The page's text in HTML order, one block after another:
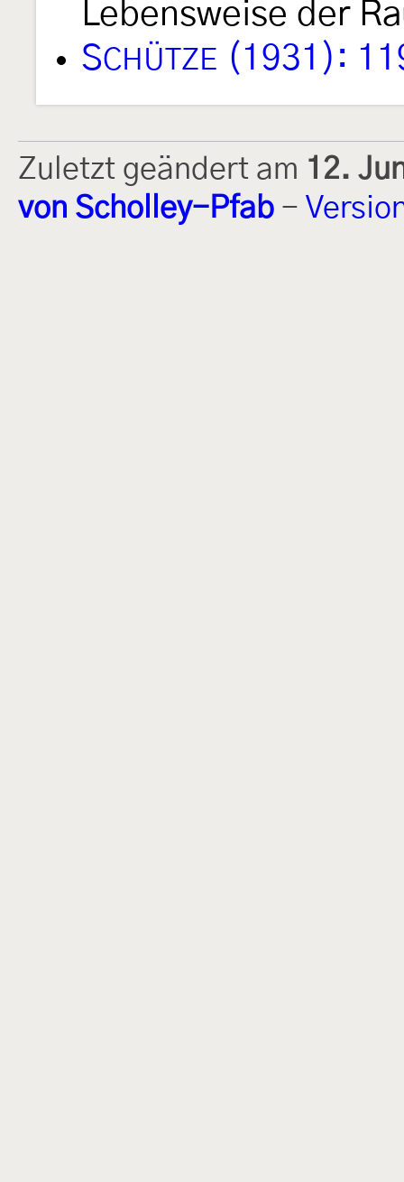
Lebensweise der
SCHÜTZE (1931):
Zuletzt geändert am 12.
von Scholley-Pfab -